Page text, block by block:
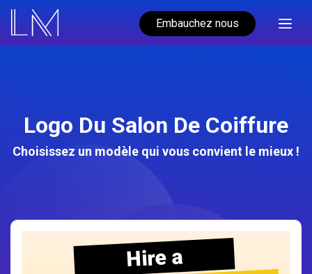
Embauchez nous
Logo Du Salon De Coiffure
Choisissez un modèle qui vous convient le mieux !
Hire a